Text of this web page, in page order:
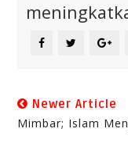
Newer Article
Mimbar; Islam